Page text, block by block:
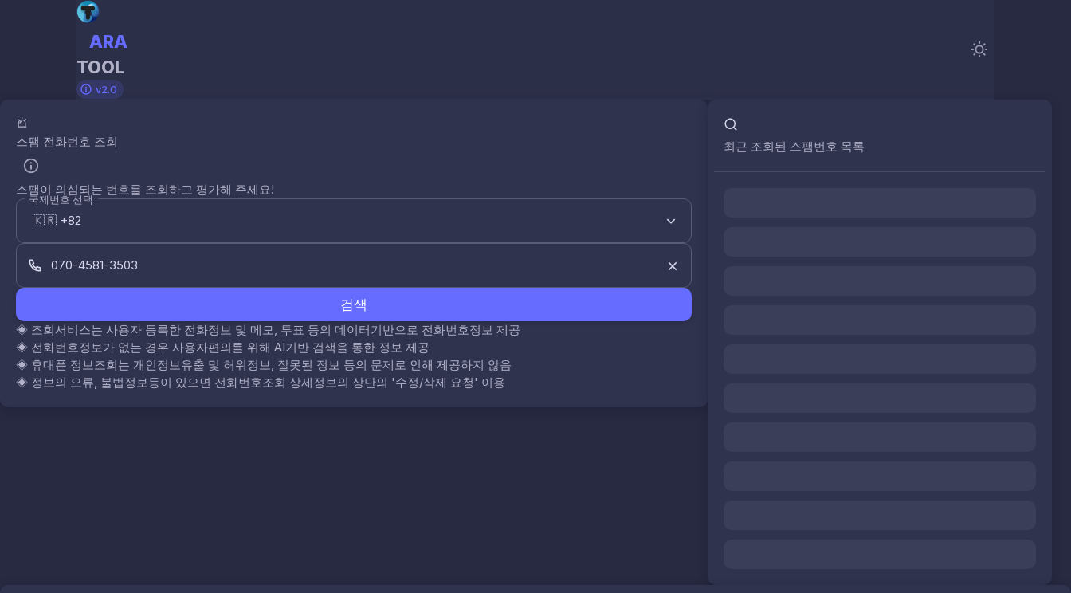
ARA
TOOL
v2.0
스팸 전화번호 조회
스팸이 의심되는 번호를 조회하고 평가해 주세요!
국제번호 선택
검색
◈ 조회서비스는 사용자 등록한 전화정보 및 메모, 투표 등의 데이터기반으로 전화번호정보 제공
◈ 전화번호정보가 없는 경우 사용자편의를 위해 AI기반 검색을 통한 정보 제공
◈ 휴대폰 정보조회는 개인정보유출 및 허위정보, 잘못된 정보 등의 문제로 인해 제공하지 않음
◈ 정보의 오류, 불법정보등이 있으면 전화번호조회 상세정보의 상단의 '수정/삭제 요청' 이용
최근 조회된 스팸번호 목록